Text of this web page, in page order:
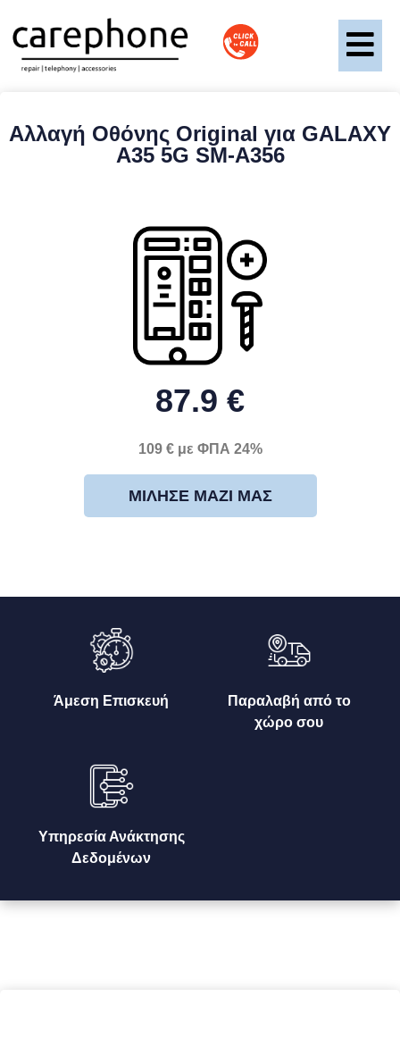
Αλλαγή Οθόνης Original για GALAXY
A35 5G SM-A356
87.9 €
109 € με ΦΠΑ 24%
ΜΊΛΗΣΕ ΜΑΖΊ ΜΑΣ
Άμεση Επισκευή
Παραλαβή από το
χώρο σου
Υπηρεσία Ανάκτησης
Δεδομένων